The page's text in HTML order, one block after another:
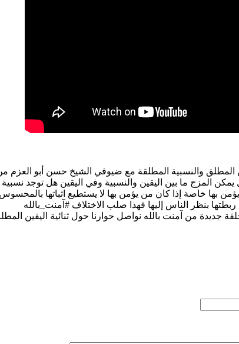
المطلق والنسبية المطلقة مع ضيوفي الشيخ حسن أبو العزم
المزج ما بين اليقين والنسبية وفي اليقين هل توجد
بها خاصة إذا كان من يؤمن بها لا يستطيع اثباتها
بنظر الناس إليها فهذا صلب الاختلاف #آمنت_بالله
جديدة من آمنت بالله نواصل حوارنا حول ثنائية اليقين